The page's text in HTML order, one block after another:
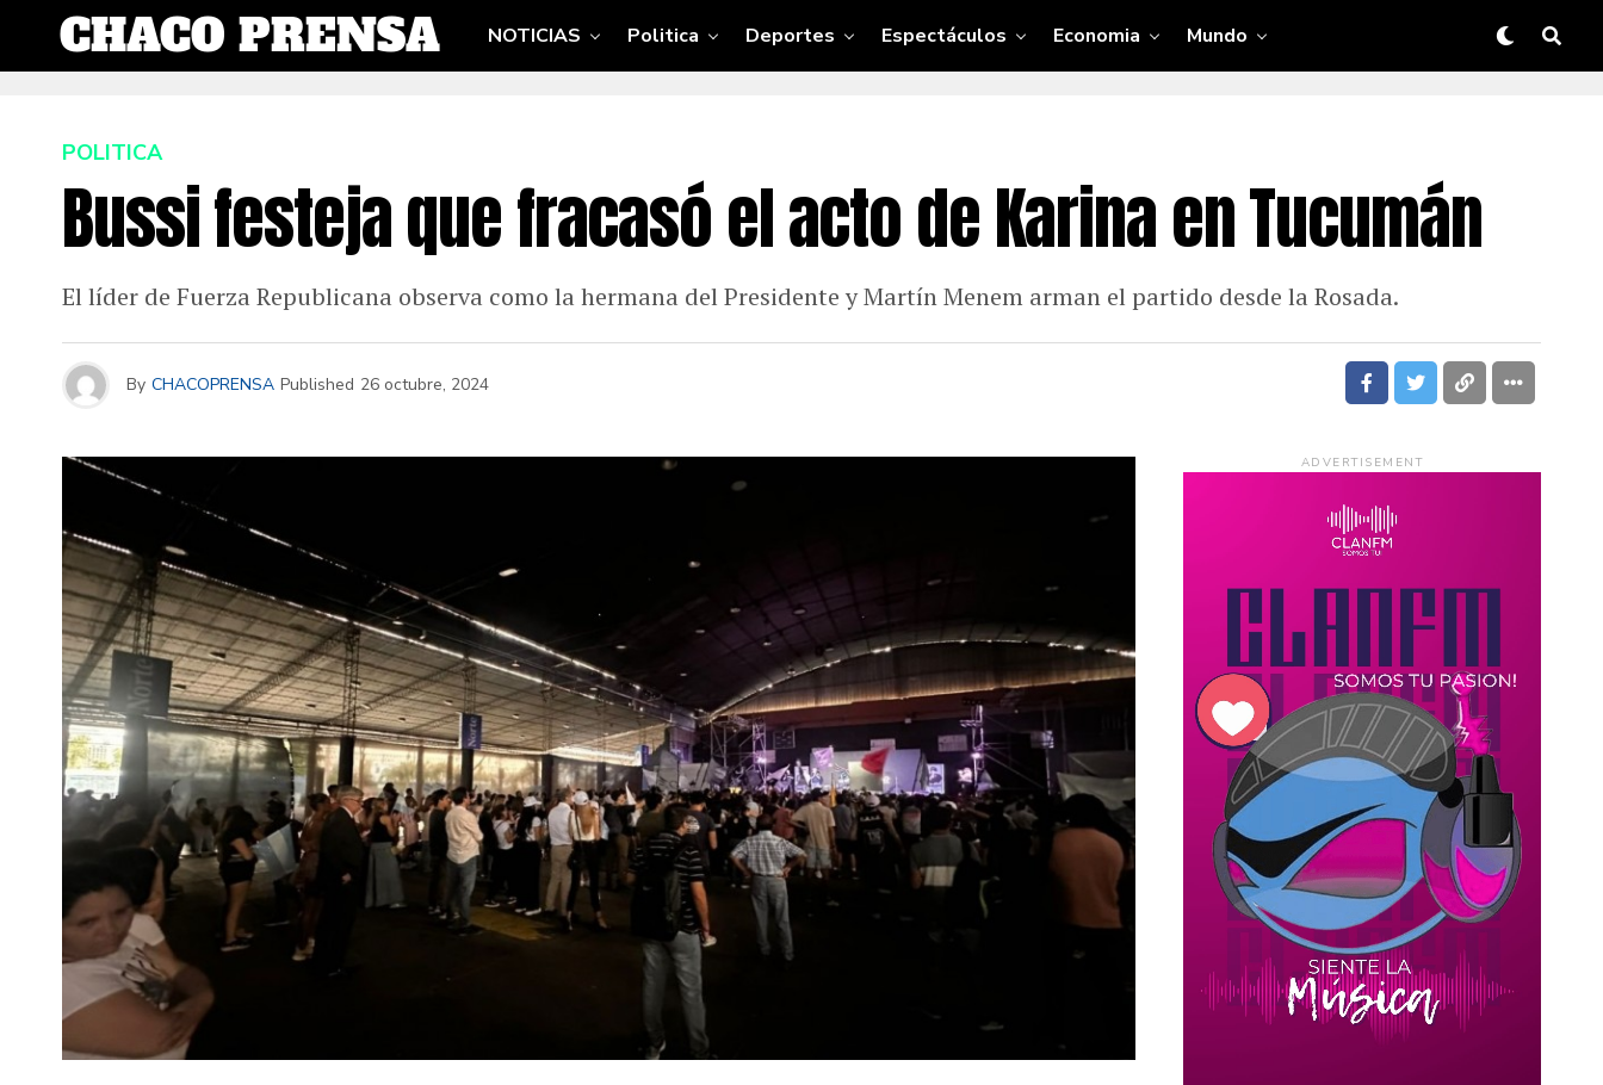
NOTICIAS Politica Deportes Espectáculos Economia Mundo
POLITICA
Bussi festeja que fracasó el acto de Karina en Tucumán
El líder de Fuerza Republicana observa como la hermana del Presidente y Martín Menem arman el partido desde la Rosada.
By CHACOPRENSA Published 26 octubre, 2024
ADVERTISEMENT